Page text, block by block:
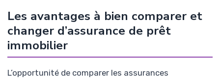
Les avantages à bien comparer et
changer d’assurance de prêt
immobilier
L’opportunité de comparer les assurances